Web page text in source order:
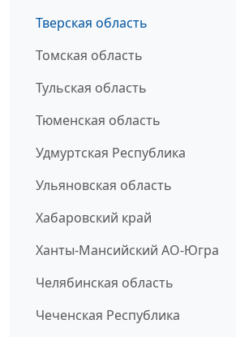
Тверская область
Томская область
Тульская область
Тюменская область
Удмуртская Республика
Ульяновская область
Хабаровский край
Ханты-Мансийский АО-Югра
Челябинская область
Чеченская Республика